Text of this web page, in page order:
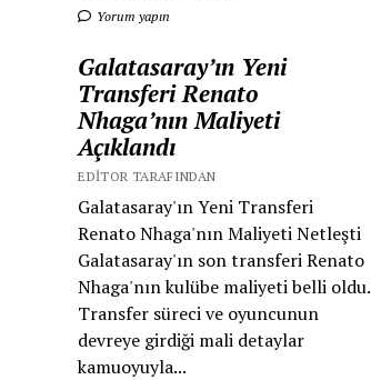
Yorum yapın
Galatasaray’ın Yeni
Transferi Renato
Nhaga’nın Maliyeti
Açıklandı
EDITOR TARAFINDAN
Galatasaray'ın Yeni Transferi
Renato Nhaga'nın Maliyeti Netleşti
Galatasaray'ın son transferi Renato
Nhaga'nın kulübe maliyeti belli oldu.
Transfer süreci ve oyuncunun
devreye girdiği mali detaylar
kamuoyuyla...